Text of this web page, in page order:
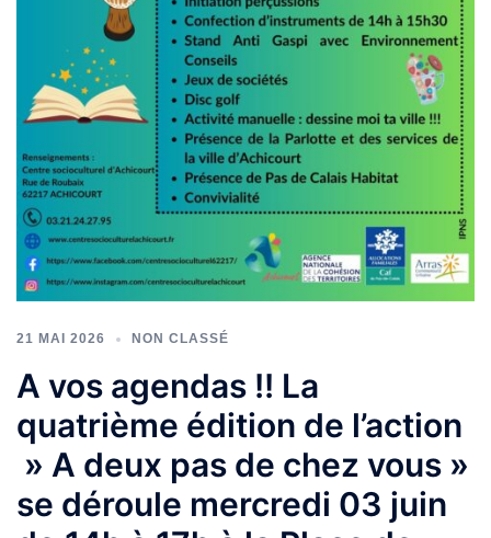
21 MAI 2026 NON CLASSÉ
A vos agendas !! La
quatrième édition de l’action
» A deux pas de chez vous »
se déroule mercredi 03 juin